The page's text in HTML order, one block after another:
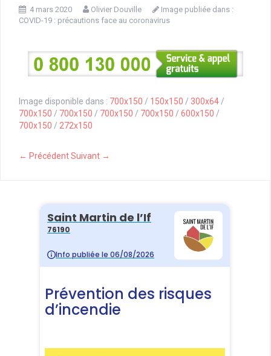
4 mars 2020 Olivier Douville
Image publiée dans :
COVID-19 : précautions face au coronavirus
Image disponible dans : 700x150 / 150x150 / 300x64 /
700x150 / 700x150 / 700x150 / 700x150 / 600x150 /
700x150 / 272x150
← PrécédentSuivant →